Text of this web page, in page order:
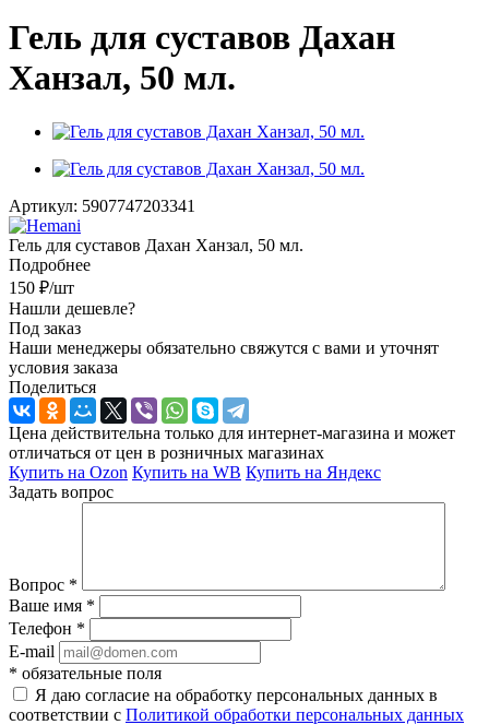
Гель для суставов Дахан
Ханзал, 50 мл.
Артикул: 5907747203341
Гель для суставов Дахан Ханзал, 50 мл.
Подробнее
150 ₽/шт
Нашли дешевле?
Под заказ
Наши менеджеры обязательно свяжутся с вами и уточнят
условия заказа
Поделиться
Цена действительна только для интернет-магазина и может
отличаться от цен в розничных магазинах
Купить на Ozon Купить на WB Купить на Яндекс
Задать вопрос
Вопрос *
Ваше имя *
Телефон *
E-mail
* обязательные поля
Я даю согласие на обработку персональных данных в
соответствии с Политикой обработки персональных данных